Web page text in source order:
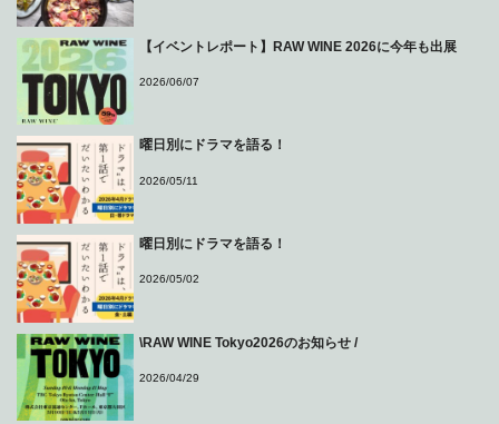
【イベントレポート】RAW WINE 2026に今年も出展
2026/06/07
曜日別にドラマを語る！
2026/05/11
曜日別にドラマを語る！
2026/05/02
\RAW WINE Tokyo2026のお知らせ /
2026/04/29